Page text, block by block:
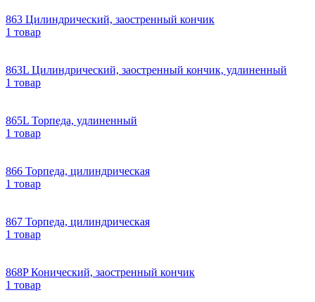
863 Цилиндрический, заостренный кончик
1 товар
863L Цилиндрический, заостренный кончик, удлиненный
1 товар
865L Торпеда, удлиненный
1 товар
866 Торпеда, цилиндрическая
1 товар
867 Торпеда, цилиндрическая
1 товар
868P Конический, заостренный кончик
1 товар